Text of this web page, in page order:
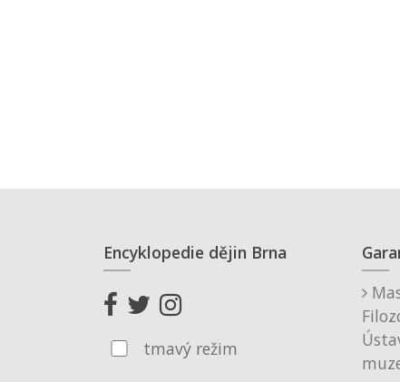
Encyklopedie dějin Brna
tmavý režim